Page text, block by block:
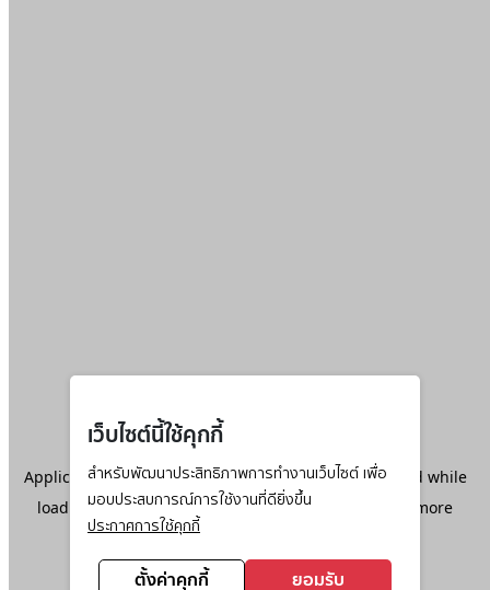
เว็บไซต์นี้ใช้คุกกี้
สำหรับพัฒนาประสิทธิภาพการทำงานเว็บไซต์ เพื่อ
มอบประสบการณ์การใช้งานที่ดียิ่งขึ้น
ประกาศการใช้คุกกี้
ตั้งค่าคุกกี้ ยอมรับ
Application error: aclient-side exception has occurred while
loadingwww.ktc.co.th(see the browser console
for more
information).